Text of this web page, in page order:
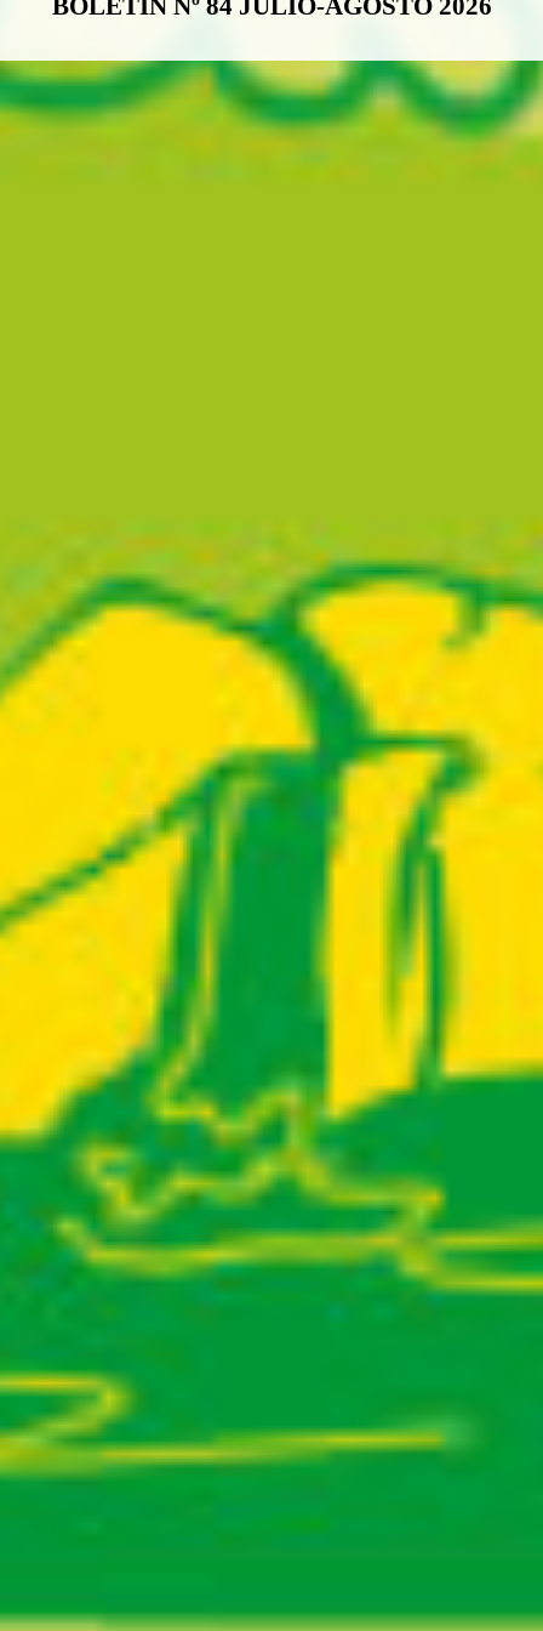
BOLETÍN Nº 84 JULIO-AGOSTO 2026